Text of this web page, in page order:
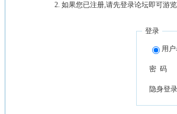
如果您已注册,请先登录论坛即可游
登录
用户
密 码
隐身登录